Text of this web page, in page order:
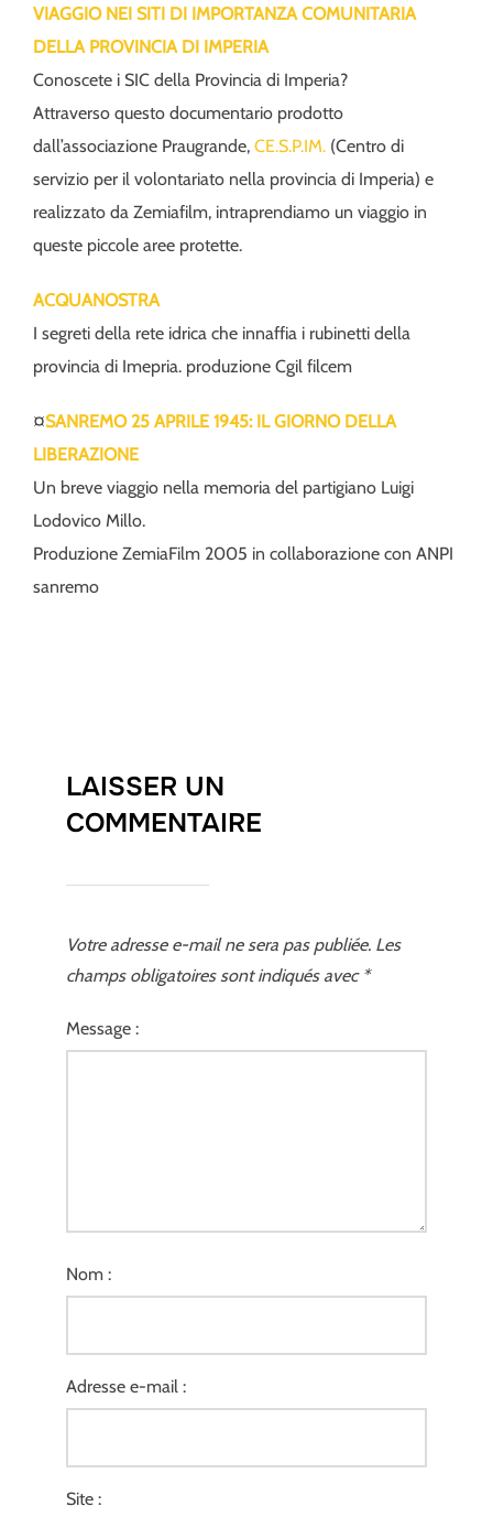
VIAGGIO NEI SITI DI IMPORTANZA COMUNITARIA
DELLA PROVINCIA DI IMPERIA
Conoscete i SIC della Provincia di Imperia?
Attraverso questo documentario prodotto
dall’associazione Praugrande, CE.S.P.IM. (Centro di
servizio per il volontariato nella provincia di Imperia) e
realizzato da Zemiafilm, intraprendiamo un viaggio in
queste piccole aree protette.
ACQUANOSTRA
I segreti della rete idrica che innaffia i rubinetti della
provincia di Imepria. produzione Cgil filcem
¤SANREMO 25 APRILE 1945: IL GIORNO DELLA
LIBERAZIONE
Un breve viaggio nella memoria del partigiano Luigi
Lodovico Millo.
Produzione ZemiaFilm 2005 in collaborazione con ANPI
sanremo
LAISSER UN
COMMENTAIRE
Votre adresse e-mail ne sera pas publiée. Les
champs obligatoires sont indiqués avec *
Message :
Nom :
Adresse e-mail :
Site :